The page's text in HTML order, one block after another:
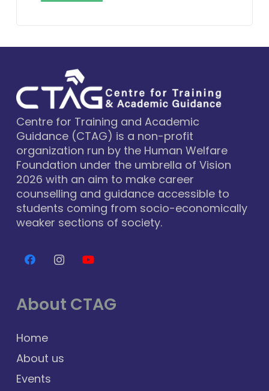
Centre for Training and Academic
Guidance (CTAG) is a non-profit
organization run by the Human Welfare
Foundation under the umbrella of Vision
2026 with an aim to make career
counselling and guidance accessible to
students coming from socio-economically
weaker sections of society.
About CTAG
Home
About us
Events